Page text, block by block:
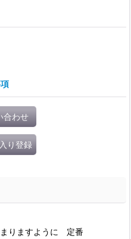
合わせ
り登録
りますように 定番